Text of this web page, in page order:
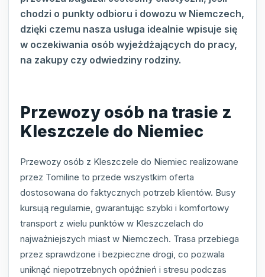
chodzi o punkty odbioru i dowozu w Niemczech,
dzięki czemu nasza usługa idealnie wpisuje się
w oczekiwania osób wyjeżdżających do pracy,
na zakupy czy odwiedziny rodziny.
Przewozy osób na trasie z
Kleszczele do Niemiec
Przewozy osób z Kleszczele do Niemiec realizowane
przez Tomiline to przede wszystkim oferta
dostosowana do faktycznych potrzeb klientów. Busy
kursują regularnie, gwarantując szybki i komfortowy
transport z wielu punktów w Kleszczelach do
najważniejszych miast w Niemczech. Trasa przebiega
przez sprawdzone i bezpieczne drogi, co pozwala
uniknąć niepotrzebnych opóźnień i stresu podczas